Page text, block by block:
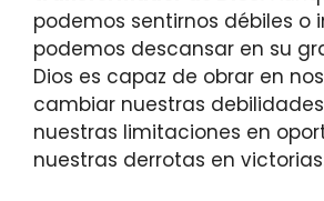
podemos sentirnos débiles o
podemos descansar en su
Dios es capaz de obrar en
cambiar nuestras
nuestras limitaciones en
nuestras derrotas en